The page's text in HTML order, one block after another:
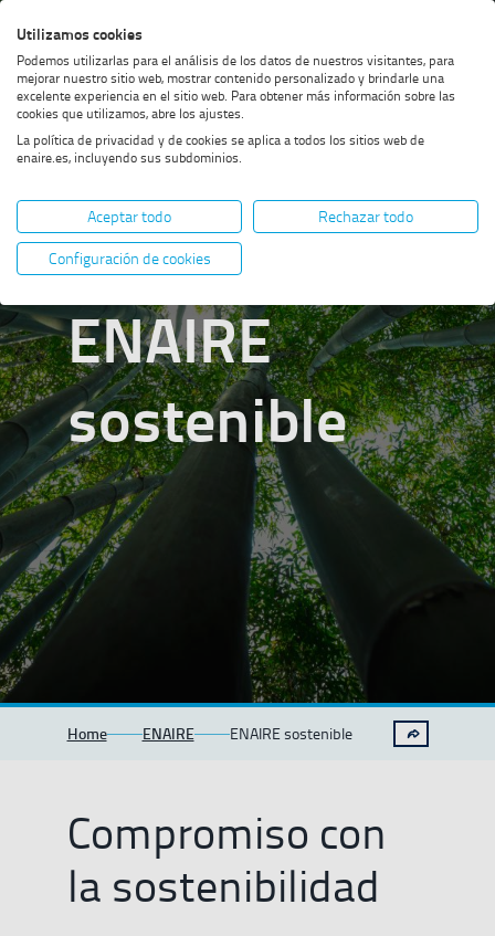
al
menú
al
contenido
al
footer
alto
contraste
ENAIRE
sostenible
Home ENAIRE ENAIRE sostenible
Compromiso con
la sostenibilidad
Utilizamos cookies
Podemos utilizarlas para el análisis de los datos de nuestros visitantes, para
mejorar nuestro sitio web, mostrar contenido personalizado y brindarle una
excelente experiencia en el sitio web. Para obtener más información sobre las
cookies que utilizamos, abre los ajustes.
La política de privacidad y de cookies se aplica a todos los sitios web de
enaire.es, incluyendo sus subdominios.
Aceptar todo
Rechazar todo
Configuración de cookies